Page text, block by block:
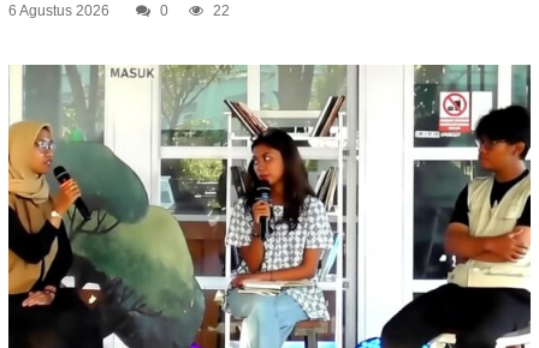
6 Agustus 2026 0 22